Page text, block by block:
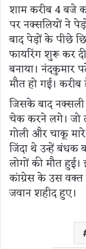
शाम करीब 4 बजे
पर नक्सलियों ने
बाद पेड़ों के पीछे
फायरिंग शुरू कर
बनाया। नंदकुमार
मौत हो गई।
जिसके बाद
चेक करने लगे। जो
गोली और चाकू
जिंदा थे उन्हें बंधक
लोगों की मौत
कांग्रेस के उस
जवान शहीद हुए।